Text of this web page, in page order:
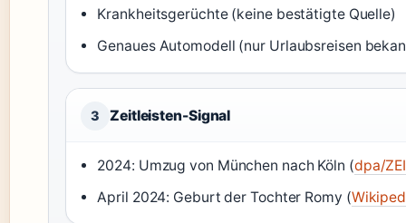
Krankheitsgerüchte (keine bestätigte Quelle)
Genaues Automodell (nur Urlaubsreisen
3 Zeitleisten-Signal
2024: Umzug von München nach Köln (dpa/
April 2024: Geburt der Tochter Romy (